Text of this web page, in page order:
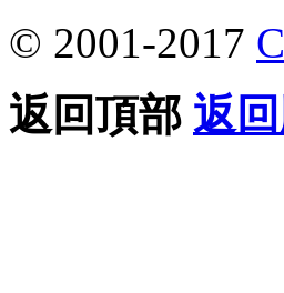
© 2001-2017
返回頂部 返